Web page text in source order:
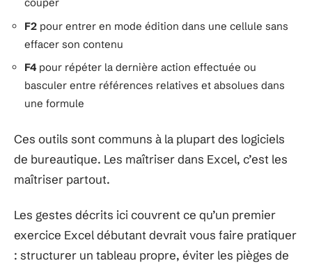
F2 pour entrer en mode édition dans une cellule sans
effacer son contenu
F4 pour répéter la dernière action effectuée ou
basculer entre références relatives et absolues dans
une formule
Ces outils sont communs à la plupart des logiciels
de bureautique. Les maîtriser dans Excel, c’est les
maîtriser partout.
Les gestes décrits ici couvrent ce qu’un premier
exercice Excel débutant devrait vous faire pratiquer
: structurer un tableau propre, éviter les pièges de